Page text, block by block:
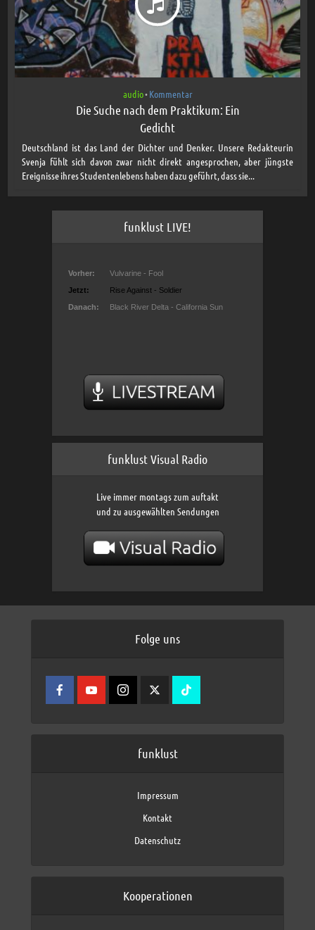
audio• Kommentar
Die Suche nach dem Praktikum: Ein
Gedicht
Deutschland ist das Land der Dichter und Denker. Unsere Redakteurin
Svenja fühlt sich davon zwar nicht direkt angesprochen, aber jüngste
Ereignisse ihres Studentenlebens haben dazu geführt, dass sie...
funklust LIVE!
funklust Visual Radio
Live immer montags zum auftakt
und zu ausgewählten Sendungen
Folge uns
funklust
Impressum
Kontakt
Datenschutz
Kooperationen